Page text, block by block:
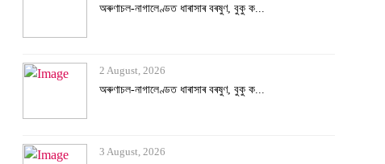
অৰুণাচল-নাগালেণ্ডত ধাৰাসাৰ বৰষুণ, বুকু ক...
2 August, 2026
অৰুণাচল-নাগালেণ্ডত ধাৰাসাৰ বৰষুণ, বুকু ক...
3 August, 2026